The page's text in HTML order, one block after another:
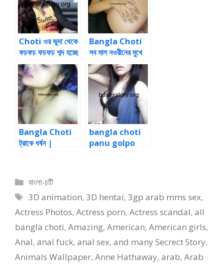
Choti ওর ভুদা থেকে
ফচফচ ফচফচ শব্দ হচ্ছে
bdsex
Bangla Choti
সব মাল নওরীনের মুখে
ঢেলে দিলাম
Bangla Choti
ট্রাকে ধর্ষন |
bangla choti
panu golpo
Categories
বাংলা-চটি
Tags
3D animation,3D hentai,3gp arab mms sex,
Actress Photos, Actress porn, Actress scandal, all
bangla choti, Amazing, American, American girls,
Anal, anal fuck, anal sex, and many Secrect Story,
Animals Wallpaper, Anne Hathaway, arab, Arab